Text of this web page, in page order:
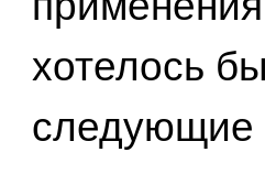
хотелось
следующие